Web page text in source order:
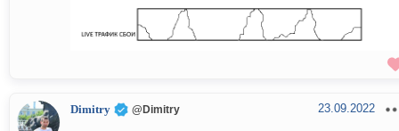
Dimitry @Dimitry 23.09.2022